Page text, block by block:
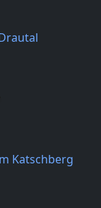
Katschberg